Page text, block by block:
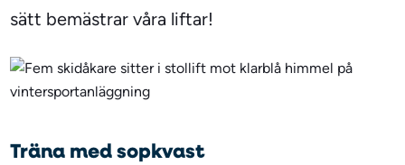
sätt bemästrar våra liftar!
Träna med sopkvast